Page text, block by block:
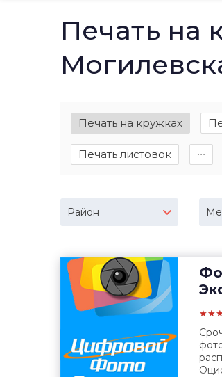
Печать на
Печать на кружках
Печать листовок ∙∙∙
Район